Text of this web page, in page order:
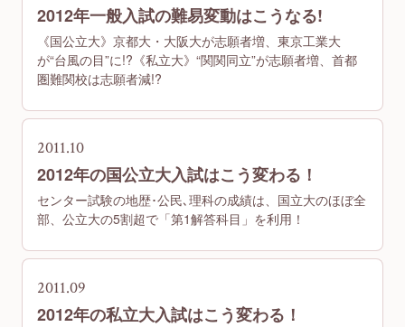
2012年一般入試の難易変動はこうなる!
《国公立大》京都大・大阪大が志願者増、東京工業大
が“台風の目”に!?《私立大》“関関同立”が志願者増、首都
圏難関校は志願者減!?
2011.10
2012年の国公立大入試はこう変わる！
センター試験の地歴･公民､理科の成績は、国立大のほぼ全
部、公立大の5割超で「第1解答科目」を利用！
2011.09
2012年の私立大入試はこう変わる！